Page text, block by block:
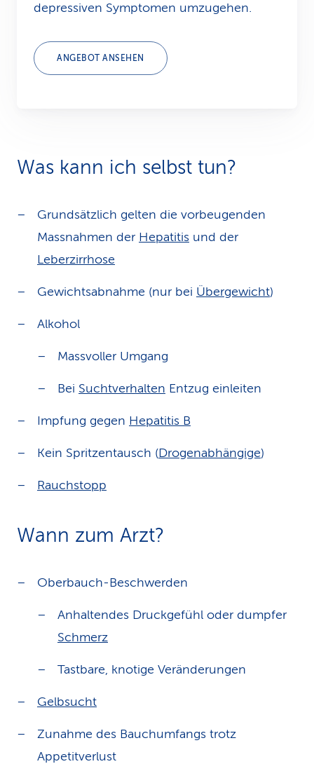
depressiven Symptomen umzugehen.
ANGEBOT ANSEHEN
Was kann ich selbst tun?
Grundsätzlich gelten die vorbeugenden
Massnahmen der Hepatitis und der
Leberzirrhose
Gewichtsabnahme (nur bei Übergewicht)
Alkohol
Massvoller Umgang
Bei Suchtverhalten Entzug einleiten
Impfung gegen Hepatitis B
Kein Spritzentausch (Drogenabhängige)
Rauchstopp
Wann zum Arzt?
Oberbauch-Beschwerden
Anhaltendes Druckgefühl oder dumpfer
Schmerz
Tastbare, knotige Veränderungen
Gelbsucht
Zunahme des Bauchumfangs trotz
Appetitverlust